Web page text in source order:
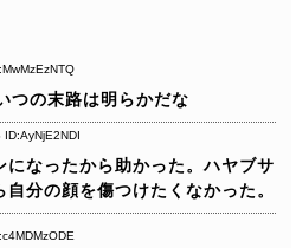
つの末路は明らかだな
ID:AyNjE2NDI
になったから助かった。ハヤブサ
分の顔を傷つけたくなかった。